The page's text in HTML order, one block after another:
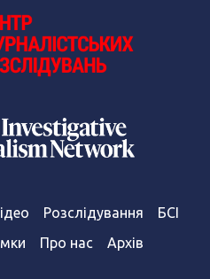
Розслідування
БСІ
Про нас Архів